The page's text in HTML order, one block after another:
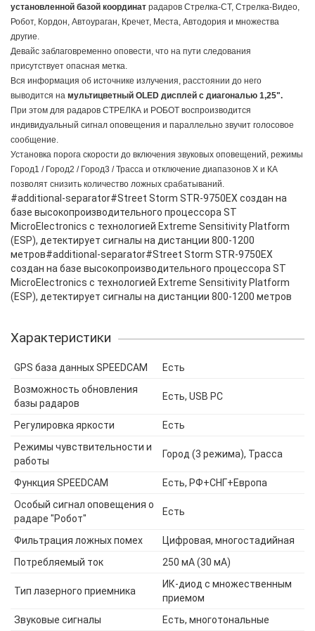
установленной базой координат радаров Стрелка-СТ, Стрелка-Видео,
Робот, Кордон, Автоураган, Кречет, Места, Автодория и множества
другие.
Девайс заблаговременно оповести, что на пути следования
присутствует опасная метка.
Вся информация об источнике излучения, расстоянии до него
выводится на мультицветный OLED дисплей с диагональю 1,25".
При этом для радаров СТРЕЛКА и РОБОТ воспроизводится
индивидуальный сигнал оповещения и параллельно звучит голосовое
сообщение.
Установка порога скорости до включения звуковых оповещений, режимы
Город1 / Город2 / Город3 / Трасса и отключение диапазонов Х и КА
позволят снизить количество ложных срабатываний.
#additional-separator#Street Storm STR-9750EX создан на
базе высокопроизводительного процессора ST
MicroElectronics с технологией Extreme Sensitivity Platform
(ESP), детектирует сигналы на дистанции 800-1200
метров#additional-separator#Street Storm STR-9750EX
создан на базе высокопроизводительного процессора ST
MicroElectronics с технологией Extreme Sensitivity Platform
(ESP), детектирует сигналы на дистанции 800-1200 метров
Характеристики
GPS база данных SPEEDCAM
Есть
Возможность обновления
базы радаров
Есть, USB PC
Регулировка яркости
Есть
Режимы чувствительности и
работы
Город (3 режима), Трасса
Функция SPEEDCAM
Есть, РФ+СНГ+Европа
Особый сигнал оповещения о
радаре "Робот"
Есть
Фильтрация ложных помех
Цифровая, многостадийная
Потребляемый ток
250 мА (30 мА)
Тип лазерного приемника
ИК-диод с множественным
приемом
Звуковые сигналы
Есть, многотональные